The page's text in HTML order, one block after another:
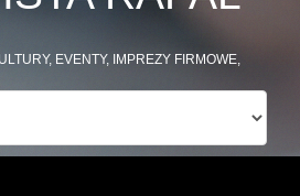
EVENTY, IMPREZY FIRMOWE,